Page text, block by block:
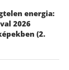
energia:
2026
(2.